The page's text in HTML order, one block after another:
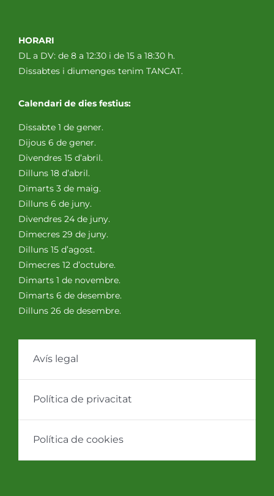
HORARI
DL a DV: de 8 a 12:30 i de 15 a 18:30 h.
Dissabtes i diumenges tenim TANCAT.
Calendari de dies festius:
Dissabte 1 de gener.
Dijous 6 de gener.
Divendres 15 d’abril.
Dilluns 18 d’abril.
Dimarts 3 de maig.
Dilluns 6 de juny.
Divendres 24 de juny.
Dimecres 29 de juny.
Dilluns 15 d’agost.
Dimecres 12 d’octubre.
Dimarts 1 de novembre.
Dimarts 6 de desembre.
Dilluns 26 de desembre.
Avís legal
Política de privacitat
Política de cookies